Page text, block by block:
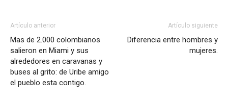
Artículo anterior
Mas de 2.000 colombianos
salieron en Miami y sus
alrededores en caravanas y
buses al grito: de Uribe amigo
el pueblo esta contigo.
Artículo siguiente
Diferencia entre hombres y
mujeres.